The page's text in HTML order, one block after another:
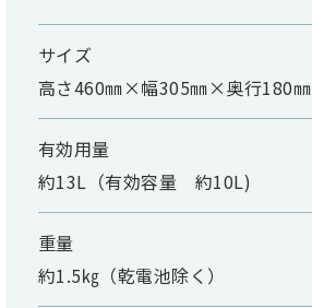
サイズ
高さ460㎜×幅305㎜×奥行180㎜
有効用量
約13L（有効容量 約10L)
重量
約1.5㎏（乾電池除く）